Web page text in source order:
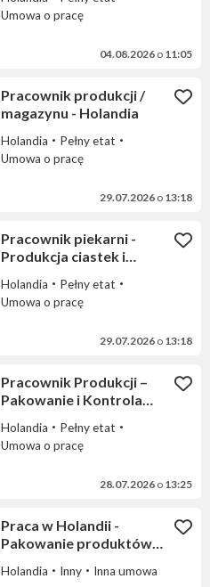
Umowa o pracę
04.08.2026 o 11:05
Pracownik produkcji /
magazynu - Holandia
Holandia
Pełny etat
Umowa o pracę
29.07.2026 o 13:18
Pracownik piekarni -
Produkcja ciastek i
Holandia
Pełny etat
Umowa o pracę
29.07.2026 o 13:18
Pracownik Produkcji –
Pakowanie i Kontrola
Holandia
Pełny etat
Umowa o pracę
28.07.2026 o 13:25
Praca w Holandii -
Pakowanie produktów
Holandia Inny Inna umowa